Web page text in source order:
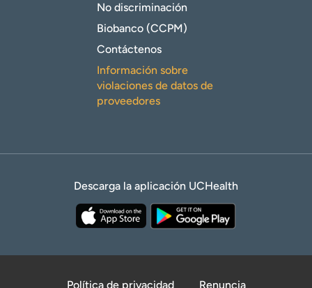
No discriminación
Biobanco (CCPM)
Contáctenos
Información sobre
violaciones de datos de
proveedores
Descarga la aplicación UCHealth
Política de privacidad Renuncia